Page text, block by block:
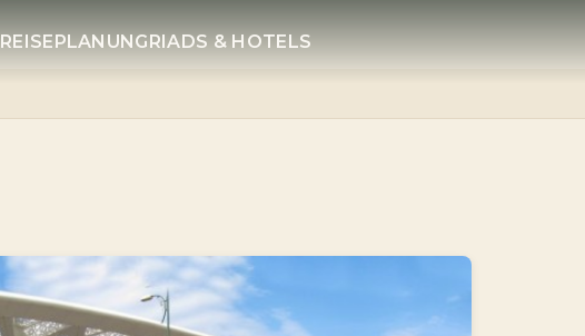
REISEPLANUNGRIADS & HOTELS